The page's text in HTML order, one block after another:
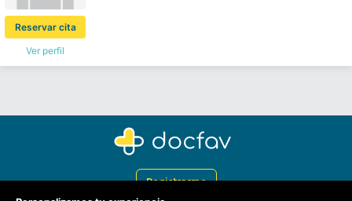
Ver perfil
Reservar cita
Registrarme